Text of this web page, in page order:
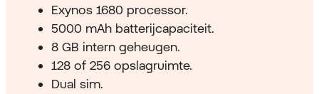
Exynos 1680 processor.
5000 mAh batterijcapaciteit.
8 GB intern geheugen.
128 of 256 opslagruimte.
Dual sim.